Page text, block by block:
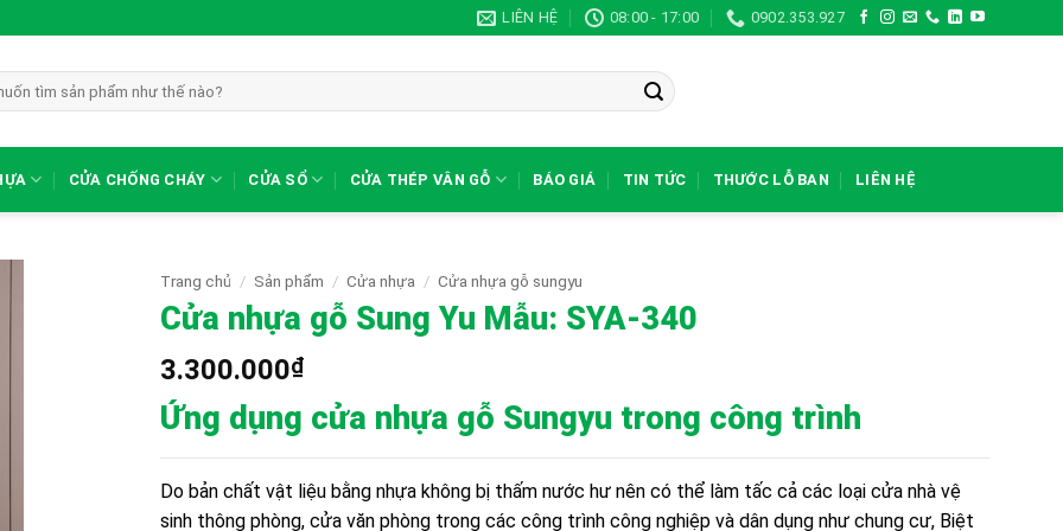
LIÊN HỆ 08:00 - 17:00 0902.353.927
CỬA CHỐNG CHÁY CỬA SỔ CỬA THÉP VÂN GỖ BÁO GIÁ TIN TỨC THƯỚC LỖ BAN LIÊN HỆ
Trang chủ / Sản phẩm / Cửa nhựa / Cửa nhựa gỗ sungyu
Cửa nhựa gỗ Sung Yu Mẫu: SYA-340
3.300.000₫
Ứng dụng cửa nhựa gỗ Sungyu trong công trình
Do bản chất vật liệu bằng nhựa không bị thấm nước hư nên có thể làm tấc cả các loại cửa nhà vệ
sinh thông phòng, cửa văn phòng trong các công trình công nghiệp và dân dụng như chung cư, Biệt